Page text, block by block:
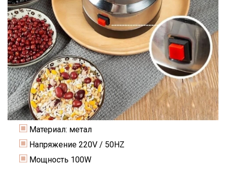
Материал: метал
Напряжение 220V / 50HZ
Мощность 100W